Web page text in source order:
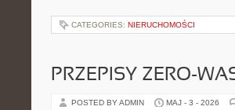
CATEGORIES: NIERUCHOMOŚCI
PRZEPISY ZERO-
POSTED BY ADMIN MAJ - 3 - 2026